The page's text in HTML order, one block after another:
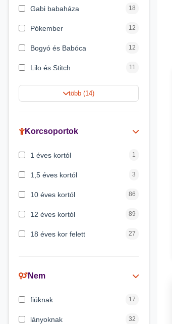
Gabi babaháza 18
Pókember 12
Bogyó és Babóca 12
Lilo és Stitch 11
Jégvarázs 9
Peppa malac
több (14)
Korcsoportok
1 éves kortól 1
1,5 éves kortól 3
10 éves kortól 86
12 éves kortól 89
18 éves kor felett 27
3 éves kortól 200
Nem
fiúknak 17
lányoknak 32